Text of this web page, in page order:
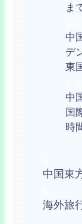
ま
中
デ
東
中
国
時
中国東
海外旅